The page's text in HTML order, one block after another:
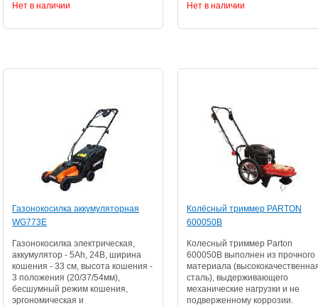
Нет в наличии
Нет в наличии
Газонокосилка аккумуляторная
WG773E
Газонокосилка электрическая,
аккумулятор - 5Ah, 24В, ширина
кошения - 33 см, высота кошения -
3 положения (20/37/54мм),
бесшумный режим кошения,
эргономическая и
Колёсный триммер PARTON
600050B
Колесный триммер Parton
600050B выполнен из прочного
материала
сталь), выдерживающего
механические нагрузки и не
подверженному коррозии.